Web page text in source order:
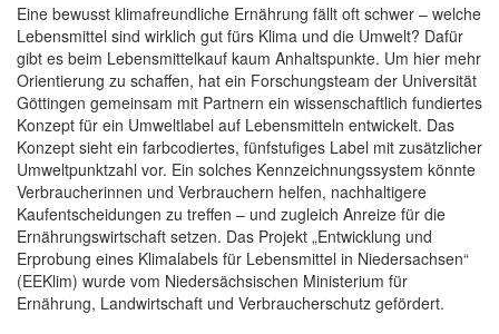
Eine bewusst klimafreundliche Ernährung fällt oft schwer – welche
Lebensmittel sind wirklich gut fürs Klima und die Umwelt? Dafür
gibt es beim Lebensmittelkauf kaum Anhaltspunkte. Um hier mehr
Orientierung zu schaffen, hat ein Forschungsteam der Universität
Göttingen gemeinsam mit Partnern ein wissenschaftlich fundiertes
Konzept für ein Umweltlabel auf Lebensmitteln entwickelt. Das
Konzept sieht ein farbcodiertes, fünfstufiges Label mit zusätzlicher
Umweltpunktzahl vor. Ein solches Kennzeichnungssystem könnte
Verbraucherinnen und Verbrauchern helfen, nachhaltigere
Kaufentscheidungen zu treffen – und zugleich Anreize für die
Ernährungswirtschaft setzen. Das Projekt „Entwicklung und
Erprobung eines Klimalabels für Lebensmittel in Niedersachsen“
(EEKlim) wurde vom Niedersächsischen Ministerium für
Ernährung, Landwirtschaft und Verbraucherschutz gefördert.